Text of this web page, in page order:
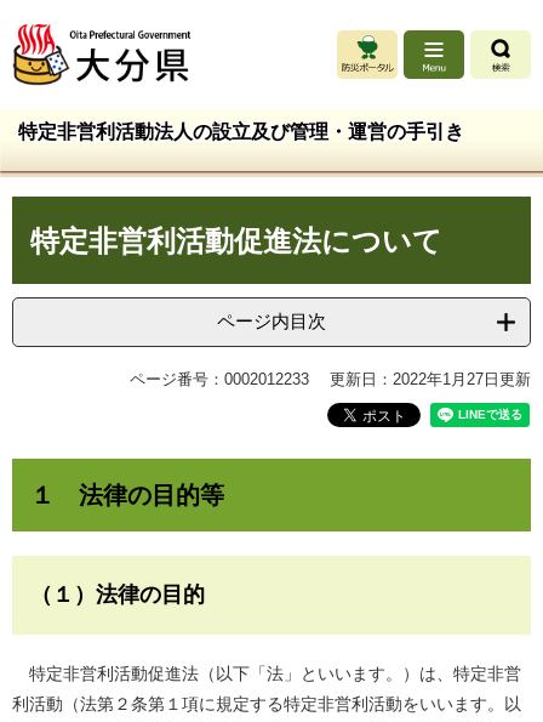
ジ
先
ュ
を
特定非営利活動法人の設立及び管理・運営の手引き
特定非営利活動促進法について
ページ内目次
ページ番号：0002012233 更新日：2022年1月27日更新
１ 法律の目的等
（１）法律の目的
特定非営利活動促進法（以下「法」といいます。）は、特定非営
利活動（法第２条第１項に規定する特定非営利活動をいいます。以